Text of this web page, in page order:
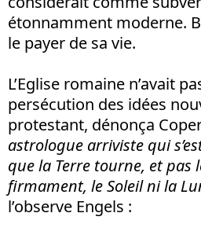
étonnamment moderne.
le payer de sa vie.
L’Eglise romaine n’avait
persécution des idées
protestant, dénonça
astrologue arriviste qui
que la Terre tourne, et pas
firmament, le Soleil ni la
l’observe Engels :